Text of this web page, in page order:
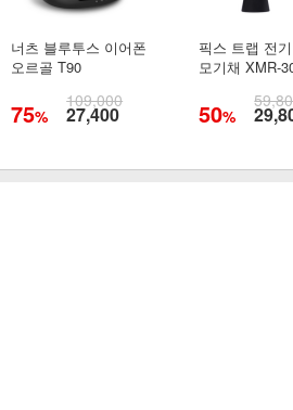
너츠 블루투스 이어폰
오르골 T90
75%
109,000
27,400
픽스 트랩 전
모기채 XMR-
50%